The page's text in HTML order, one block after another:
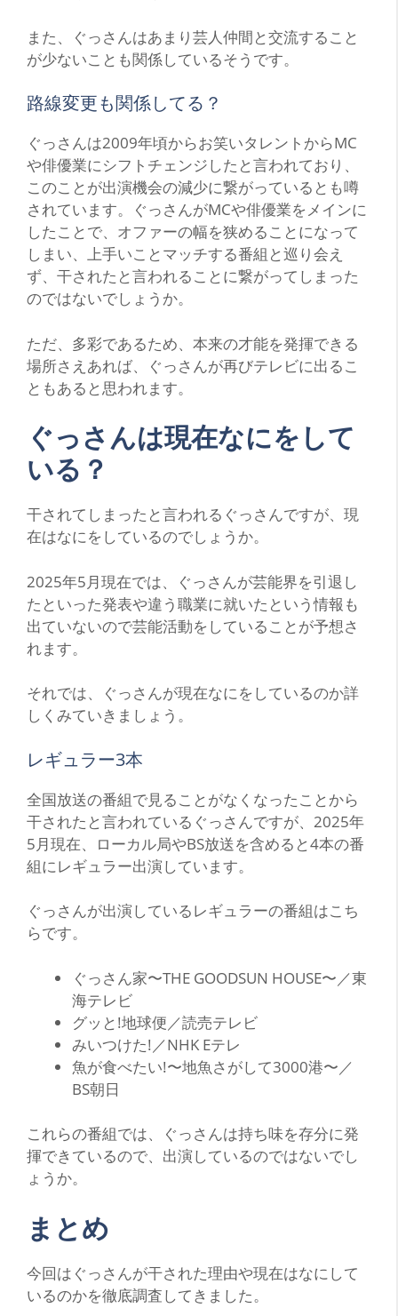
また、ぐっさんはあまり芸人仲間と交流すること
が少ないことも関係しているそうです。
路線変更も関係してる？
ぐっさんは2009年頃からお笑いタレントからMC
や俳優業にシフトチェンジしたと言われており、
このことが出演機会の減少に繋がっているとも噂
されています。ぐっさんがMCや俳優業をメインに
したことで、オファーの幅を狭めることになって
しまい、上手いことマッチする番組と巡り会え
ず、干されたと言われることに繋がってしまった
のではないでしょうか。
ただ、多彩であるため、本来の才能を発揮できる
場所さえあれば、ぐっさんが再びテレビに出るこ
ともあると思われます。
ぐっさんは現在なにをして
いる？
干されてしまったと言われるぐっさんですが、現
在はなにをしているのでしょうか。
2025年5月現在では、ぐっさんが芸能界を引退し
たといった発表や違う職業に就いたという情報も
出ていないので芸能活動をしていることが予想さ
れます。
それでは、ぐっさんが現在なにをしているのか詳
しくみていきましょう。
レギュラー3本
全国放送の番組で見ることがなくなったことから
干されたと言われているぐっさんですが、2025年
5月現在、ローカル局やBS放送を含めると4本の番
組にレギュラー出演しています。
ぐっさんが出演しているレギュラーの番組はこち
らです。
ぐっさん家〜THE GOODSUN HOUSE〜／東
海テレビ
グッと!地球便／読売テレビ
みいつけた!／NHK Eテレ
魚が食べたい!〜地魚さがして3000港〜／
BS朝日
これらの番組では、ぐっさんは持ち味を存分に発
揮できているので、出演しているのではないでし
ょうか。
まとめ
今回はぐっさんが干された理由や現在はなにして
いるのかを徹底調査してきました。